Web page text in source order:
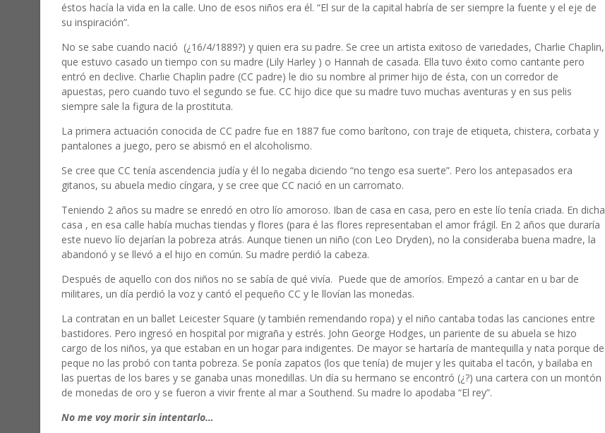
éstos hacía la vida en la calle. Uno de esos niños era él. “El sur de la capital habría de ser siempre la fuente y el eje de
su inspiración”.
No se sabe cuando nació (¿16/4/1889?) y quien era su padre. Se cree un artista exitoso de variedades, Charlie Chaplin,
que estuvo casado un tiempo con su madre (Lily Harley ) o Hannah de casada. Ella tuvo éxito como cantante pero
entró en declive. Charlie Chaplin padre (CC padre) le dio su nombre al primer hijo de ésta, con un corredor de
apuestas, pero cuando tuvo el segundo se fue. CC hijo dice que su madre tuvo muchas aventuras y en sus pelis
siempre sale la figura de la prostituta.
La primera actuación conocida de CC padre fue en 1887 fue como barítono, con traje de etiqueta, chistera, corbata y
pantalones a juego, pero se abismó en el alcoholismo.
Se cree que CC tenía ascendencia judía y él lo negaba diciendo “no tengo esa suerte”. Pero los antepasados era
gitanos, su abuela medio cíngara, y se cree que CC nació en un carromato.
Teniendo 2 años su madre se enredó en otro lío amoroso. Iban de casa en casa, pero en este lío tenía criada. En dicha
casa , en esa calle había muchas tiendas y flores (para é las flores representaban el amor frágil. En 2 años que duraría
este nuevo lío dejarían la pobreza atrás. Aunque tienen un niño (con Leo Dryden), no la consideraba buena madre, la
abandonó y se llevó a el hijo en común. Su madre perdió la cabeza.
Después de aquello con dos niños no se sabía de qué vivía. Puede que de amoríos. Empezó a cantar en u bar de
militares, un día perdió la voz y cantó el pequeño CC y le llovían las monedas.
La contratan en un ballet Leicester Square (y también remendando ropa) y el niño cantaba todas las canciones entre
bastidores. Pero ingresó en hospital por migraña y estrés. John George Hodges, un pariente de su abuela se hizo
cargo de los niños, ya que estaban en un hogar para indigentes. De mayor se hartaría de mantequilla y nata porque de
peque no las probó con tanta pobreza. Se ponía zapatos (los que tenía) de mujer y les quitaba el tacón, y bailaba en
las puertas de los bares y se ganaba unas monedillas. Un día su hermano se encontró (¿?) una cartera con un montón
de monedas de oro y se fueron a vivir frente al mar a Southend. Su madre lo apodaba “El rey”.
No me voy morir sin intentarlo…